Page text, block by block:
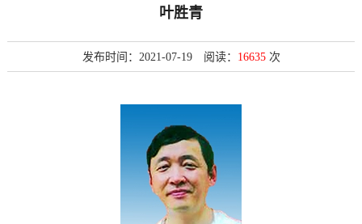
叶胜青
发布时间：2021-07-19 阅读： 16635次
清廉附院
人才招聘